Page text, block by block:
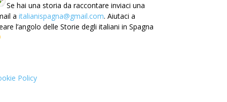
Se hai una storia da raccontare inviaci una
a italianispagna@gmail.com. Aiutaci a
l’angolo delle Storie degli italiani in Spagna
Policy